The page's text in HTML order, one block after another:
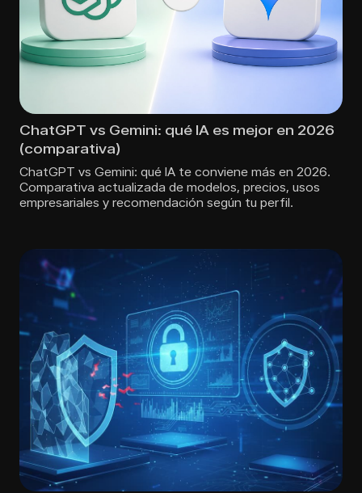
ChatGPT vs Gemini: qué IA es mejor en 2026
(comparativa)
ChatGPT vs Gemini: qué IA te conviene más en 2026.
Comparativa actualizada de modelos, precios, usos
empresariales y recomendación según tu perfil.